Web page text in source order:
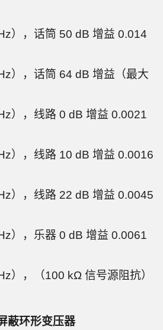
），话筒 50 dB 增益 0.014
），话筒 64 dB 增益（最大
），线路 0 dB 增益 0.0021
），线路 10 dB 增益 0.0016
），线路 22 dB 增益 0.0045
），乐器 0 dB 增益 0.0061
），（100 kΩ 信号源阻抗）
蔽环形变压器